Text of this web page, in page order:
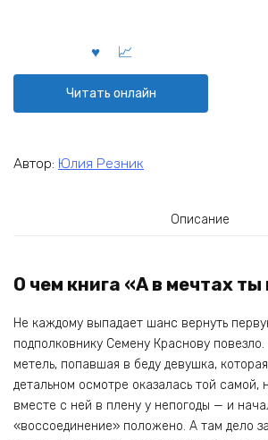
Читать онлайн
Автор: Юлия Резник
Описание
О чем книга «А в мечтах ты
Не каждому выпадает шанс вернуть
подполковнику Семену Краснову
метель, попавшая в беду девушка,
детальном осмотре оказалась той самой,
вместе с ней в плену у непогоды — и
«воссоединение» положено. А там дело